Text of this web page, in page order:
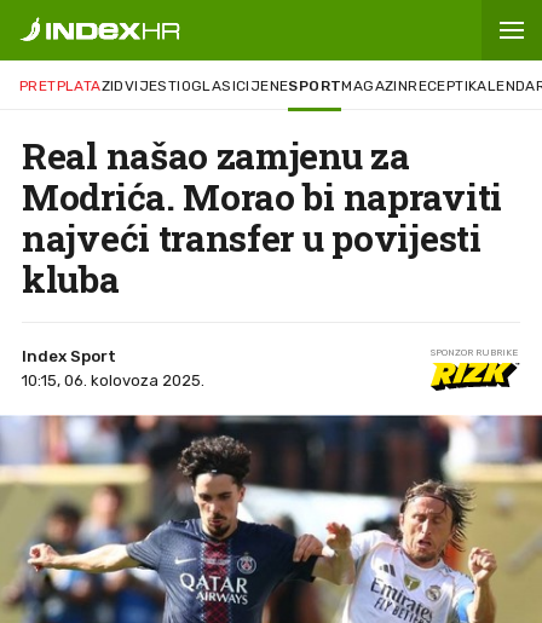
PRETPLATAZIDVIJESTIOGLASICIJENESPORTMAGAZINRECEPTI
Real našao zamjenu za
Modrića. Morao bi napraviti
najveći transfer u povijesti
kluba
Index Sport
10:15, 06. kolovoza 2025.
SPONZOR RUBRIKE